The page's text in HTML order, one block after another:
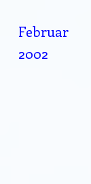
Februar
2002